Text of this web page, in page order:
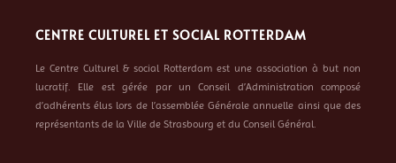
CENTRE CULTUREL ET SOCIAL ROTTERDAM
Le Centre Culturel & social Rotterdam est une association à but non
lucratif. Elle est gérée par un Conseil d’Administration composé
d’adhérents élus lors de l’assemblée Générale annuelle ainsi que des
représentants de la Ville de Strasbourg et du Conseil Général.